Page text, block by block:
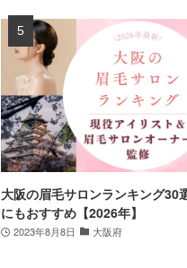
大阪の眉毛サロンランキング30
にもおすすめ【2026年】
2023年8月8日 大阪府